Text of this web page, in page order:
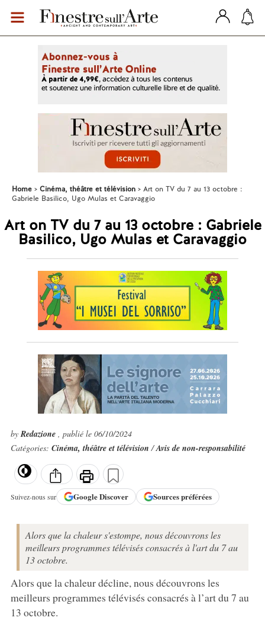
Home Cinéma, théâtre et télévision
Art on TV du 7 au 13 octobre :
Gabriele Basilico, Ugo Mulas et Caravaggio
Art on TV du 7 au 13 octobre : Gabriele
Basilico, Ugo Mulas et Caravaggio
byRedazione , publié le 06/10/2024
Catégories: Cinéma, théâtre et télévision/Avis de non-responsabilité
Suivez-nous sur GoogleDiscover Sources préférées
Alors que la chaleur s'estompe, nous découvrons les
meilleurs programmes télévisés consacrés à l'art du 7 au
13 octobre.
Alors que la chaleur décline, nous découvrons les
meilleurs programmes télévisés consacrés à l’art du 7 au
13 octobre.